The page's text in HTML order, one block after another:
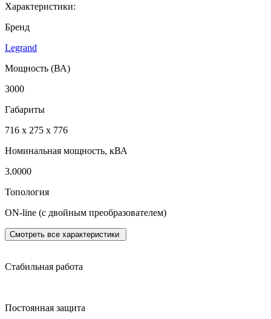
Характеристики:
Бренд
Legrand
Мощность (ВА)
3000
Габариты
716 x 275 x 776
Номинальная мощность, кВА
3.0000
Топология
ON-line (с двойным преобразователем)
Смотреть все характеристики
Стабильная работа
Постоянная защита